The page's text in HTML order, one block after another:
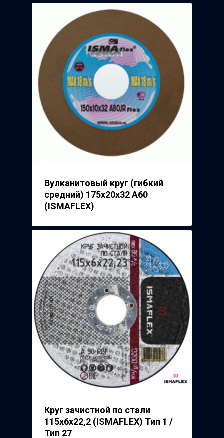
Вулканитовый круг (гибкий
средний) 175х20х32 А60
(ISMAFLEX)
Круг зачистной по стали
115х6х22,2 (ISMAFLEX) Тип 1 /
Тип 27